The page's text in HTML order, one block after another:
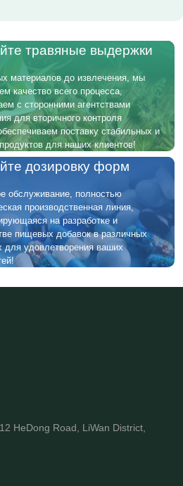
травяные выдержки
материалов до извлечения, мы
качество всего процесса,
с сторонними агентствами
для вторичного контроля
поставку стабильных и
для наших клиентов!
дозировку форм
обслуживание, полностью
производственная линия,
на разработке и
пищевых добавок в различных
для удовлетворения ваших
HeDong Road, LiWan District,